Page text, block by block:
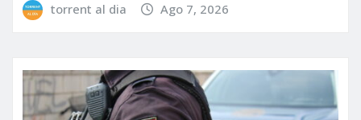
torrent al dia Ago 7, 2026